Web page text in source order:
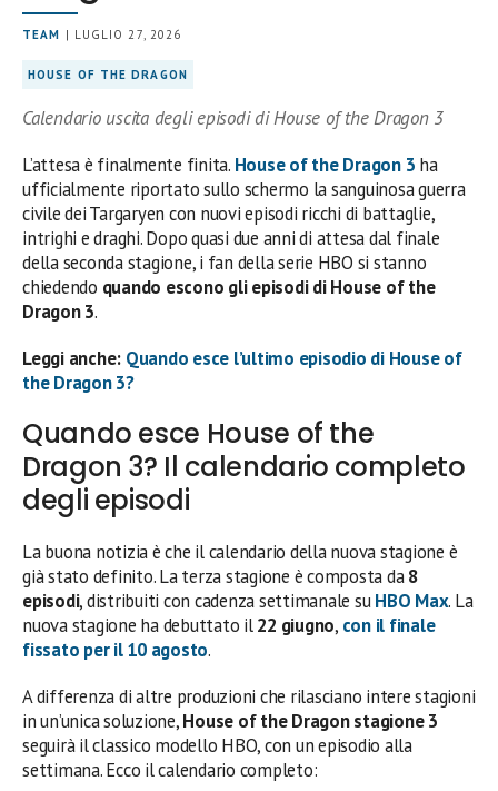
TEAM | LUGLIO 27, 2026
HOUSE OF THE DRAGON
Calendario uscita degli episodi di House of the Dragon 3
L’attesa è finalmente finita. House of the Dragon 3 ha
ufficialmente riportato sullo schermo la sanguinosa guerra
civile dei Targaryen con nuovi episodi ricchi di battaglie,
intrighi e draghi. Dopo quasi due anni di attesa dal finale
della seconda stagione, i fan della serie HBO si stanno
chiedendo quando escono gli episodi di House of the
Dragon 3.
Leggi anche: Quando esce l’ultimo episodio di House of
the Dragon 3?
Quando esce House of the
Dragon 3? Il calendario completo
degli episodi
La buona notizia è che il calendario della nuova stagione è
già stato definito. La terza stagione è composta da8
episodi, distribuiti con cadenza settimanale suHBO Max. La
nuova stagione ha debuttato il22 giugno, con il finale
fissato per il10 agosto.
A differenza di altre produzioni che rilasciano intere stagioni
in un’unica soluzione,House of the Dragon stagione 3
seguirà il classico modello HBO, con un episodio alla
settimana. Ecco il calendario completo: